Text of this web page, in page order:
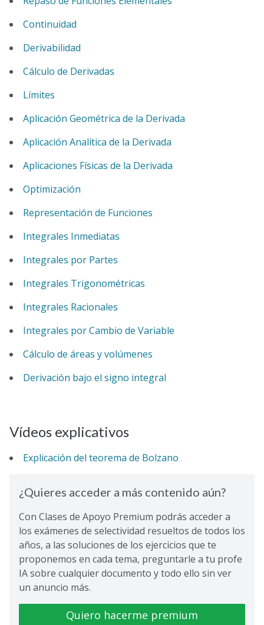
Continuidad
Derivabilidad
Cálculo de Derivadas
Límites
Aplicación Geométrica de la Derivada
Aplicación Analítica de la Derivada
Aplicaciones Físicas de la Derivada
Optimización
Representación de Funciones
Integrales Inmediatas
Integrales por Partes
Integrales Trigonométricas
Integrales Racionales
Integrales por Cambio de Variable
Cálculo de áreas y volúmenes
Derivación bajo el signo integral
Vídeos explicativos
Explicación del teorema de Bolzano
¿Quieres acceder a más contenido aún?
Con Clases de Apoyo Premium podrás acceder a
los exámenes de selectividad resueltos de todos los
años, a las soluciones de los ejercicios que te
proponemos en cada tema, preguntarle a tu profe
IA sobre cualquier documento y todo ello sin ver
un anuncio más.
Quiero hacerme premium